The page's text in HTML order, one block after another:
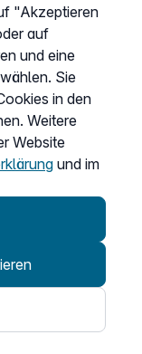
Gruppe
"Akzeptieren
auf
und eine
Sie
in den
Weitere
Website
und im